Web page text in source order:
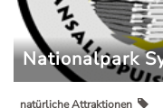
Nationalpark
natürliche Attraktionen